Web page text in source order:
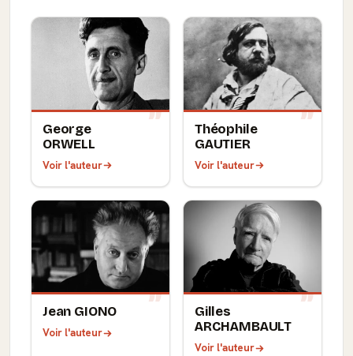
George
ORWELL
Voir l'auteur
Théophile
GAUTIER
Voir l'auteur
Jean GIONO
Voir l'auteur
Gilles
ARCHAMBAULT
Voir l'auteur